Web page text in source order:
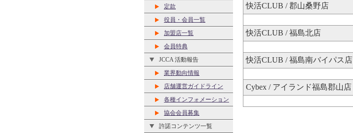
定款
役員・会員一覧
加盟店一覧
会員特典
JCCA 活動報告
業界動向情報
店舗運営ガイドライン
各種インフォメーション
協会会員募集
許諾コンテンツ一覧
快活CLUB / 郡山桑野店
快活CLUB / 福島北店
快活CLUB / 福島南バイパス店
Cybex / アイランド福島郡山店